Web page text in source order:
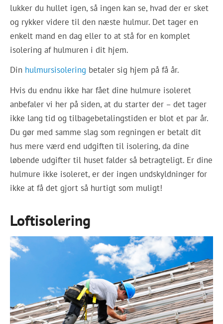
lukker du hullet igen, så ingen kan se, hvad der er sket
og rykker videre til den næste hulmur. Det tager en
enkelt mand en dag eller to at stå for en komplet
isolering af hulmuren i dit hjem.
Din hulmursisolering betaler sig hjem på få år.
Hvis du endnu ikke har fået dine hulmure isoleret
anbefaler vi her på siden, at du starter der – det tager
ikke lang tid og tilbagebetalingstiden er blot et par år.
Du gør med samme slag som regningen er betalt dit
hus mere værd end udgiften til isolering, da dine
løbende udgifter til huset falder så betragteligt. Er dine
hulmure ikke isoleret, er der ingen undskyldninger for
ikke at få det gjort så hurtigt som muligt!
Loftisolering